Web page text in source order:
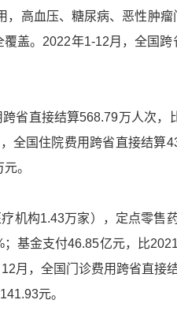
，高血压、糖尿病、恶性肿瘤
盖。2022年1-12月，全国跨
省直接结算568.79万人次，
全国住院费用跨省直接结算
。
机构1.43万家），定点零售
基金支付46.85亿元，比
月，全国门诊费用跨省直接
元。